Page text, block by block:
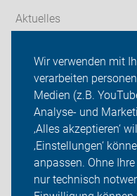
Wir verwenden mit
verarbeiten
Medien (z.B.
Analyse- und
‚Alles akzeptieren‘
‚Einstellungen‘
anpassen. Ohne
nur technisch
Aktuelles
ADFC Thüringen
Sei dabei
Presse